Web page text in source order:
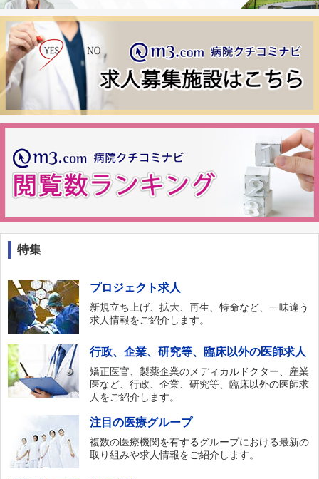
特集
プロジェクト求人
新規立ち上げ、拡大、再生、特命など、一味違う
求人情報をご紹介します。
行政、企業、研究等、臨床以外の医師求人
矯正医官、製薬企業のメディカルドクター、産業
医など、行政、企業、研究等、臨床以外の医師求
人をご紹介します。
注目の医療グループ
複数の医療機関を有するグループにおける最新の
取り組みや求人情報をご紹介します。